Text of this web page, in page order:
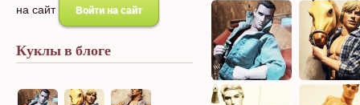
на сайт
Войти на сайт
Куклы в блоге